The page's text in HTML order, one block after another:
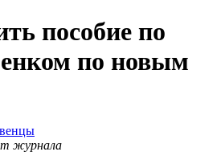
пособие по
по новым
журнала